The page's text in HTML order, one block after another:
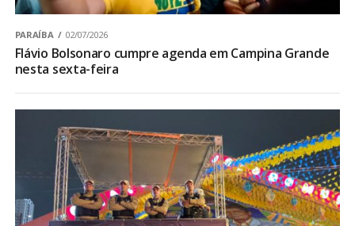
PARAÍBA 02/07/2026
Flávio Bolsonaro cumpre agenda em Campina Grande
nesta sexta-feira